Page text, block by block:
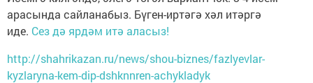
арасында сайланабыз. Бүген-иртәгә хәл итәргә
иде. Сез дә ярдәм итә аласыз!
http://shahrikazan.ru/news/shou-biznes/fazlyevlar-
kyzlaryna-kem-dip-dshknnren-achykladyk